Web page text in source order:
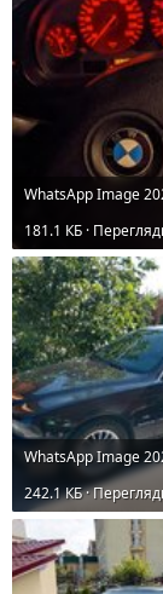
181.1 КБ ·
242.1 КБ ·